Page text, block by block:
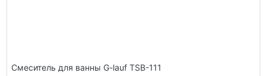
Смеситель для ванны G-lauf TSB-111